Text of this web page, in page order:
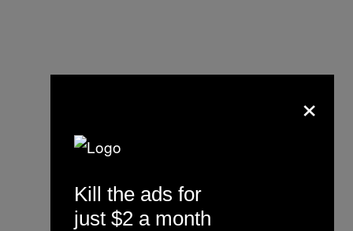
×
Kill the ads for
just $2 a month